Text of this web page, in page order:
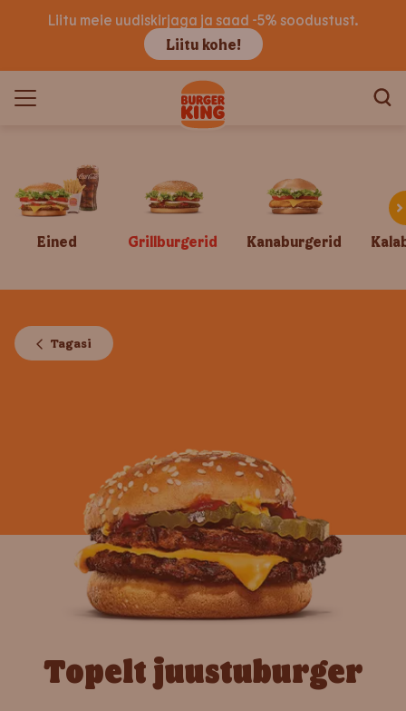
Liitu meie uudiskirjaga ja saad -5% soodustust.
Liitu kohe!
Eined Grillburgerid Kanaburgerid
Tagasi
Topelt juustuburger